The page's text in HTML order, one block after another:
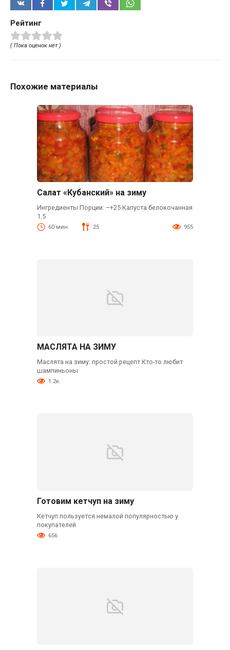
Рейтинг
( Пока оценок нет )
Похожие материалы
Салат «Кубанский» на зиму
Ингредиенты Порции: –+25 Капуста белокочанная
1.5
60 мин. 25 955
МАСЛЯТА НА ЗИМУ
Маслята на зиму: простой рецепт Кто-то любит
шампиньоны
1.2к.
Готовим кетчуп на зиму
Кетчуп пользуется немалой популярностью у
покупателей
656